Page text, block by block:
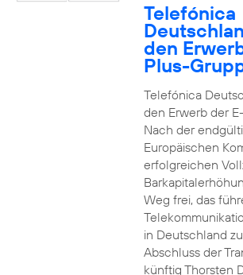
Telefónica
den
Plus-
Telefónica
den Erwerb der
Nach der
Europäischen
erfolgreichen
Weg frei, das
in Deutschland
Abschluss der
künftig Thorsten